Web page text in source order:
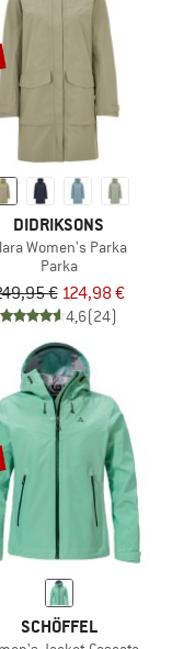
DIDRIKSONS
Women's Parka
Parka
€ 124,98 €
4,6(24)
SCHÖFFEL